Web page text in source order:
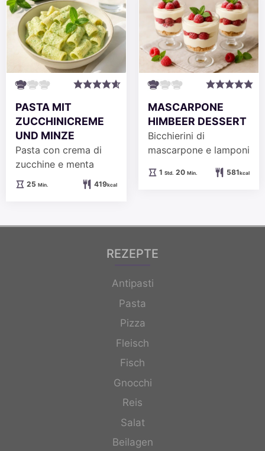
PASTA MIT
ZUCCHINICREME
UND MINZE
Pasta con crema di
zucchine e menta
25Minuten
Min. 419kcal
MASCARPONE
HIMBEER DESSERT
Bicchierini di
mascarpone e lamponi
1Stunde
Std. 20Minuten
Min. 581kcal
REZEPTE
Antipasti
Pasta
Pizza
Fleisch
Fisch
Gnocchi
Reis
Salat
Beilagen